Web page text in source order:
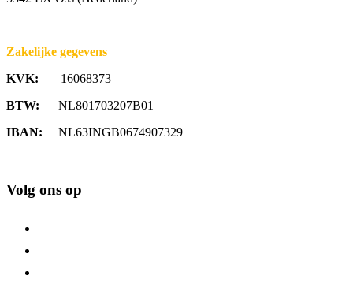
Zakelijke gegevens
KVK: 16068373
BTW: NL801703207B01
IBAN: NL63INGB0674907329
Volg ons op